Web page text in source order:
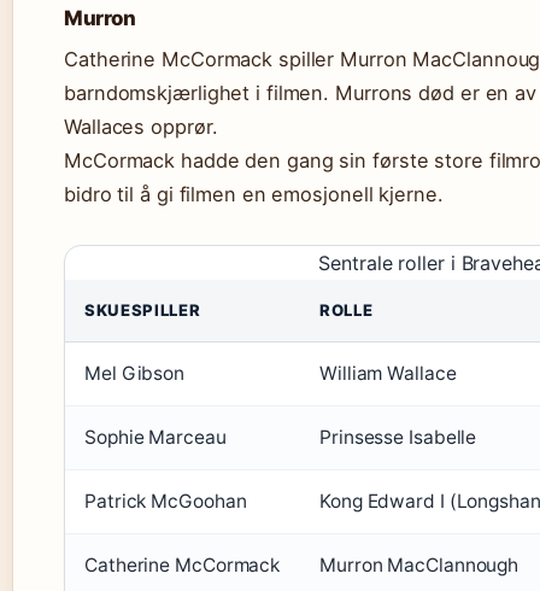
Murron
Catherine McCormack spiller Murron
barndomskjærlighet i filmen. Murrons død er en
Wallaces opprør.
McCormack hadde den gang sin første store
bidro til å gi filmen en emosjonell kjerne.
Sentrale roller i
SKUESPILLER ROLLE
Mel Gibson William Wallace
Sophie Marceau Prinsesse Isabelle
Patrick McGoohan Kong Edward I
Catherine McCormack Murron MacClannough